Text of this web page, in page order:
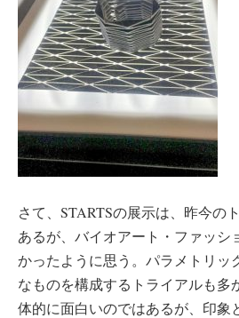
さて、STARTSの展示は、昨今の
あるが、バイオアート・ファッシ
かったように思う。パラメトリッ
なものを構成するトライアルも多
体的に面白いのではあるが、印象